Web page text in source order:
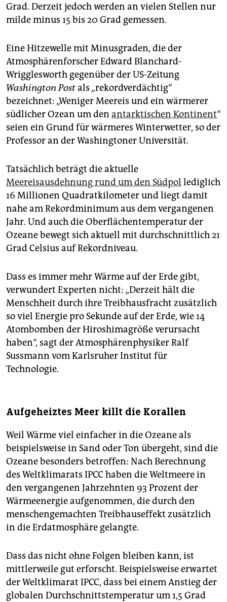
Grad. Derzeit jedoch werden an vielen Stellen nur
milde minus 15 bis 20 Grad gemessen.
Eine Hitzewelle mit Minusgraden, die der
Atmosphärenforscher Edward Blanchard-
Wrigglesworth gegenüber der US-Zeitung
Washington Postals „rekordverdächtig“
bezeichnet: „Weniger Meereis und ein wärmerer
südlicher Ozean um den antarktischen Kontinent“
seien ein Grund für wärmeres Winterwetter, so der
Professor an der Washingtoner Universität.
Tatsächlich beträgt die aktuelle
Meereisausdehnung rund um den Südpol lediglich
16 Millionen Quadratkilometer und liegt damit
nahe am Rekordminimum aus dem vergangenen
Jahr. Und auch die Oberflächentemperatur der
Ozeane bewegt sich aktuell mit durchschnittlich 21
Grad Celsius auf Rekordniveau.
Dass es immer mehr Wärme auf der Erde gibt,
verwundert Experten nicht: „Derzeit hält die
Menschheit durch ihre Treibhausfracht zusätzlich
so viel Energie pro Sekunde auf der Erde, wie 14
Atombomben der Hiroshimagröße verursacht
haben“, sagt der Atmosphärenphysiker Ralf
Sussmann vom Karlsruher Institut für
Technologie.
Aufgeheiztes Meer killt die Korallen
Weil Wärme viel einfacher in die Ozeane als
beispielsweise in Sand oder Ton übergeht, sind die
Ozeane besonders betroffen: Nach Berechnung
des Weltklimarats IPCC haben die Weltmeere in
den vergangenen Jahrzehnten 93 Prozent der
Wärmeenergie aufgenommen, die durch den
menschengemachten Treibhauseffekt zusätzlich
in die Erdatmosphäre gelangte.
Dass das nicht ohne Folgen bleiben kann, ist
mittlerweile gut erforscht. Beispielsweise erwartet
der Weltklimarat IPCC, dass bei einem Anstieg der
globalen Durchschnittstemperatur um 1,5 Grad